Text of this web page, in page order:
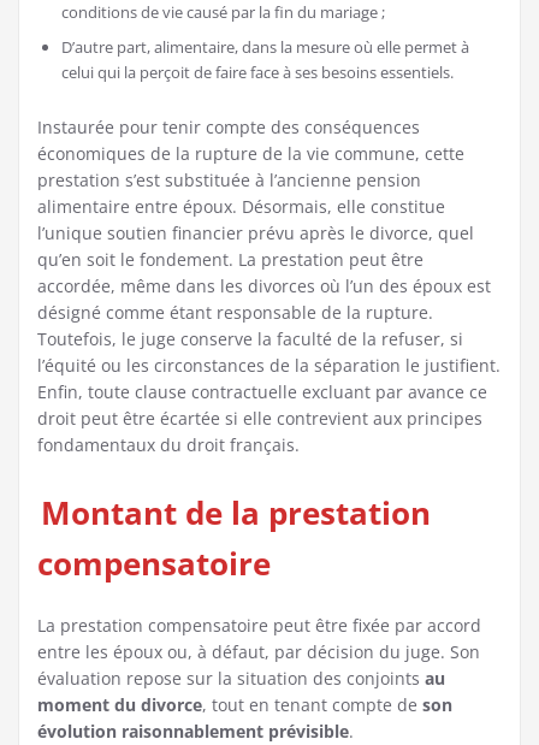
conditions de vie causé par la fin du mariage ;
D’autre part, alimentaire, dans la mesure où elle permet à
celui qui la perçoit de faire face à ses besoins essentiels.
Instaurée pour tenir compte des conséquences
économiques de la rupture de la vie commune, cette
prestation s’est substituée à l’ancienne pension
alimentaire entre époux. Désormais, elle constitue
l’unique soutien financier prévu après le divorce, quel
qu’en soit le fondement. La prestation peut être
accordée, même dans les divorces où l’un des époux est
désigné comme étant responsable de la rupture.
Toutefois, le juge conserve la faculté de la refuser, si
l’équité ou les circonstances de la séparation le justifient.
Enfin, toute clause contractuelle excluant par avance ce
droit peut être écartée si elle contrevient aux principes
fondamentaux du droit français.
Montant de la prestation
compensatoire
La prestation compensatoire peut être fixée par accord
entre les époux ou, à défaut, par décision du juge. Son
évaluation repose sur la situation des conjoints au
moment du divorce, tout en tenant compte de son
évolution raisonnablement prévisible.